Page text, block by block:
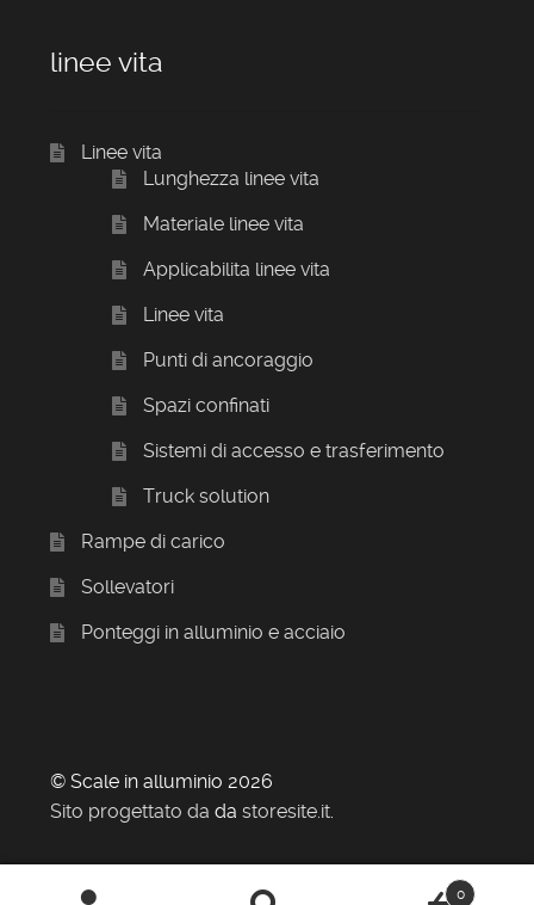
linee vita
Linee vita
Lunghezza linee vita
Materiale linee vita
Applicabilita linee vita
Linee vita
Punti di ancoraggio
Spazi confinati
Sistemi di accesso e trasferimento
Truck solution
Rampe di carico
Sollevatori
Ponteggi in alluminio e acciaio
© Scale in alluminio 2026
Sito progettato da da storesite.it.
0